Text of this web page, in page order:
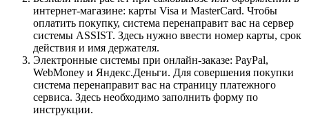
интернет-магазине: карты Visa и MasterCard. Чтобы
оплатить покупку, система перенаправит вас на сервер
системы ASSIST. Здесь нужно ввести номер карты, срок
действия и имя держателя.
Электронные системы при онлайн-заказе: PayPal,
WebMoney и Яндекс.Деньги. Для совершения покупки
система перенаправит вас на страницу платежного
сервиса. Здесь необходимо заполнить форму по
инструкции.